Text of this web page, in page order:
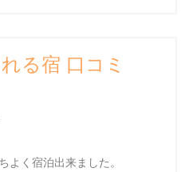
る宿 口コミ
よく宿泊出来ました。